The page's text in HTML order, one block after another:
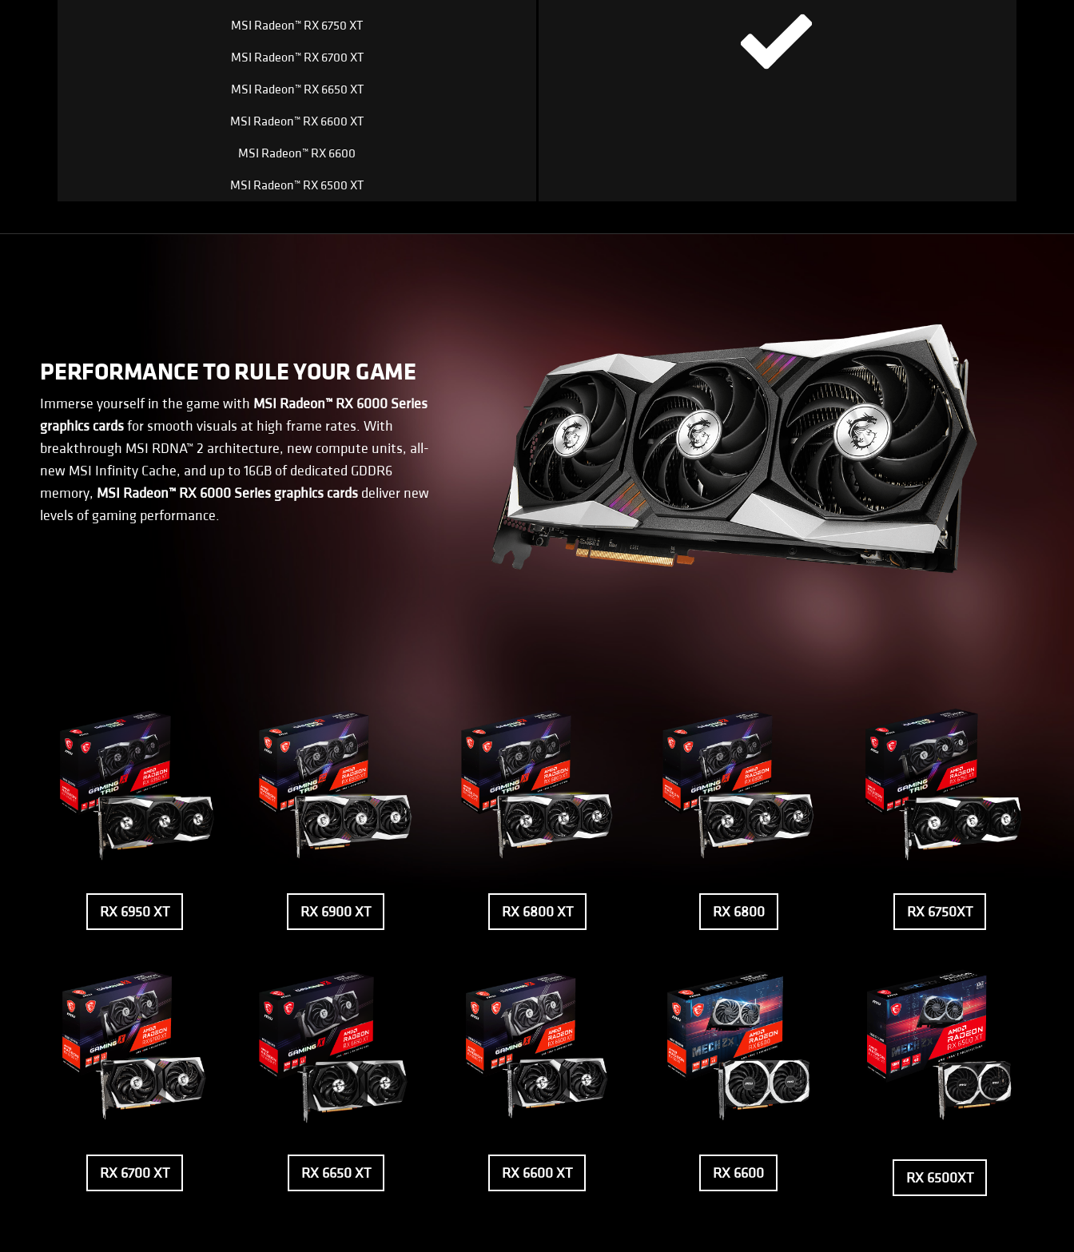
MSI Radeon™ RX 6750 XT
MSI Radeon™ RX 6700 XT
MSI Radeon™ RX 6650 XT
MSI Radeon™ RX 6600 XT
MSI Radeon™ RX 6600
MSI Radeon™ RX 6500 XT
PERFORMANCE TO RULE YOUR GAME
Immerse yourself in the game with MSI Radeon™ RX 6000 Series
graphics cardsfor smooth visuals at high frame rates. With
breakthrough MSI RDNA™ 2 architecture, new compute units, all-
new MSI Infinity Cache, and up to 16GB of dedicated GDDR6
memory, MSI Radeon™ RX 6000 Series graphics cards deliver new
levels of gaming performance.
RX 6950 XT RX 6900 XT RX 6800 XT RX 6800 RX 6750XT
RX 6700 XT RX 6650 XT RX 6600 XT RX 6600 RX 6500XT